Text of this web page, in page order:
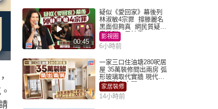
00:45
疑似《愛回家》幕後列
林淑敏4宗罪 撐滕麗名
黑面但夠真 網民質疑：
真係咁一早被雪
影視圈
6小時前
一家三口住油塘280呎居
屋 35萬裝修間出兩房 弧
形玻璃取代實牆 現代神
枱櫃融入玄關
家居裝修
14小時前